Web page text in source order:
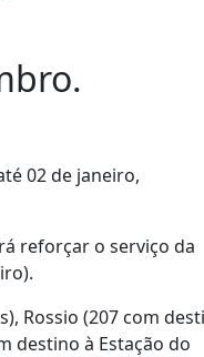
02 de janeiro,
reforçar o serviço da
Rossio (207 com
destino à Estação do